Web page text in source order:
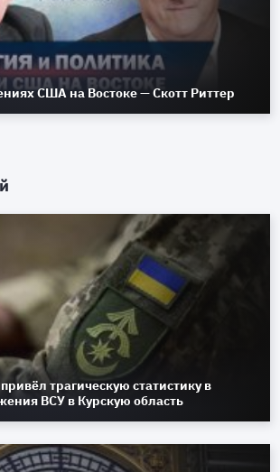
США на Востоке — Скотт Риттер
трагическую статистику в
ВСУ в Курскую область